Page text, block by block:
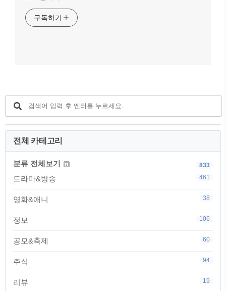
구독하기
전체 카테고리
분류 전체보기 833
드라마&방송 461
영화&애니 38
정보 106
공모&축제 60
주식 94
리뷰 19